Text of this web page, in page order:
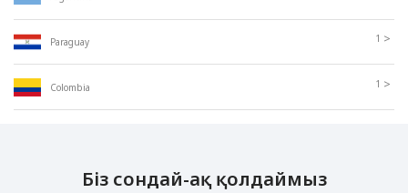
Paraguay 1 >
Colombia 1 >
Біз сондай-ақ қолдаймыз